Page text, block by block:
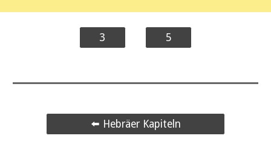
3 5
⬅️ Hebräer Kapiteln